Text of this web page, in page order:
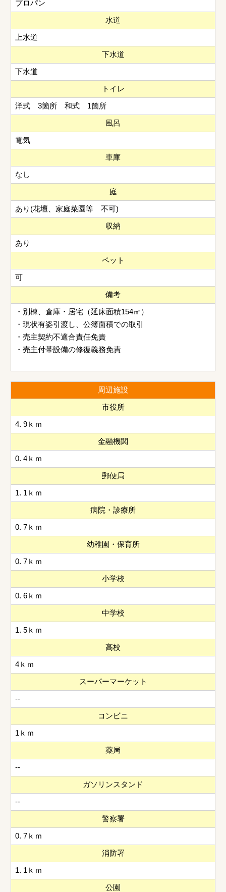
プロパン
水道
上水道
下水道
下水道
トイレ
洋式 3箇所 和式 1箇所
風呂
電気
車庫
なし
庭
あり(花壇、家庭菜園等 不可)
収納
あり
ペット
可
備考
・別棟、倉庫・居宅（延床面積154㎡）
・現状有姿引渡し、公簿面積での取引
・売主契約不適合責任免責
・売主付帯設備の修復義務免責
周辺施設
市役所
4. 9ｋｍ
金融機関
0. 4ｋｍ
郵便局
1. 1ｋｍ
病院・診療所
0. 7ｋｍ
幼稚園・保育所
0. 7ｋｍ
小学校
0. 6ｋｍ
中学校
1. 5ｋｍ
高校
4ｋｍ
スーパーマーケット
--
コンビニ
1ｋｍ
薬局
--
ガソリンスタンド
--
警察署
0. 7ｋｍ
消防署
1. 1ｋｍ
公園